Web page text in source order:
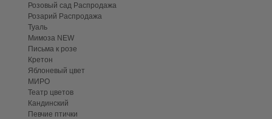
Розовый сад Распродажа
Розарий Распродажа
Туаль
Мимоза NEW
Письма к розе
Кретон
Яблоневый цвет
МИРО
Театр цветов
Кандинский
Певчие птички